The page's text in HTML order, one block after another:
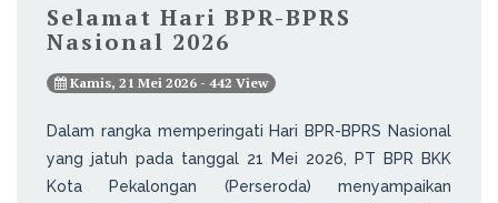
Selamat Hari BPR-BPRS
Nasional 2026
Kamis, 21 Mei 2026 - 442 View
Dalam rangka memperingati Hari BPR-BPRS Nasional
yang jatuh pada tanggal 21 Mei 2026, PT BPR BKK
Kota Pekalongan (Perseroda) menyampaikan